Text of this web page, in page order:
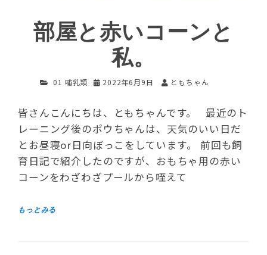
部屋と赤いコーンと
私。
01 哺乳類 2022年6月9日 ともちゃん
皆さんこんにちは、ともちゃんです。 最近のト
レーニング後のポウちゃんは、天気のいい日だ
とお昼寝or日向ぼっこをしています。 前回も飼
育日記で紹介したのですが、おもちゃ用の赤い
コーンをわざわざプールから咥えて